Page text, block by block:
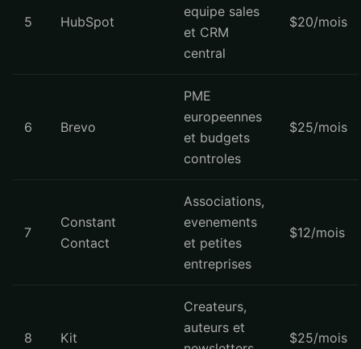
5 HubSpot
equipe sales
et CRM
central
$20/mois
6 Brevo
PME
europeennes
et budgets
controles
$25/mois
7
Constant
Contact
Associations,
evenements
et petites
entreprises
$12/mois
8 Kit
Createurs,
auteurs et
$25/mois